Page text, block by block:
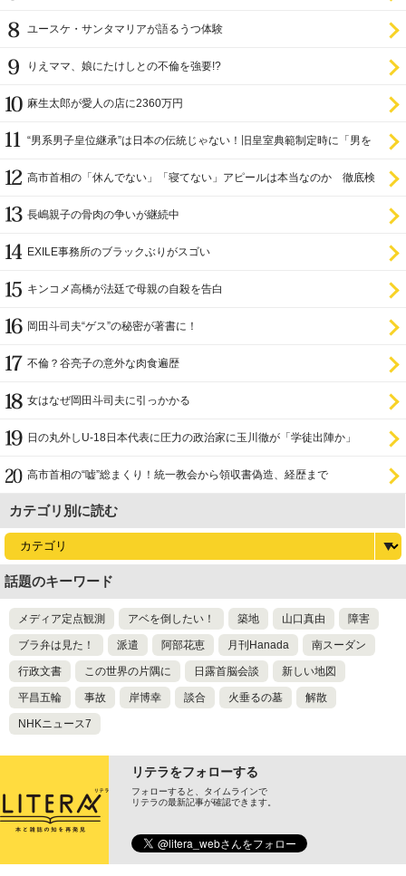
ユースケ・サンタマリアが語るうつ体験
りえママ、娘にたけしとの不倫を強要!?
麻生太郎が愛人の店に2360万円
“男系男子皇位継承”は日本の伝統じゃない！旧皇室典範制定時に「男を
高市首相の「休んでない」「寝てない」アピールは本当なのか 徹底検
長嶋親子の骨肉の争いが継続中
EXILE事務所のブラックぶりがスゴい
キンコメ高橋が法廷で母親の自殺を告白
岡田斗司夫“ゲス”の秘密が著書に！
不倫？谷亮子の意外な肉食遍歴
女はなぜ岡田斗司夫に引っかかる
日の丸外しU-18日本代表に圧力の政治家に玉川徹が「学徒出陣か」
高市首相の“嘘”総まくり！統一教会から領収書偽造、経歴まで
カテゴリ別に読む
話題のキーワード
メディア定点観測 アベを倒したい！ 築地 山口真由 障害
ブラ弁は見た！ 派遣 阿部花恵 月刊Hanada 南スーダン
行政文書 この世界の片隅に 日露首脳会談 新しい地図
平昌五輪 事故 岸博幸 談合 火垂るの墓 解散
NHKニュース7
リテラをフォローする
フォローすると、タイムラインで
リテラの最新記事が確認できます。